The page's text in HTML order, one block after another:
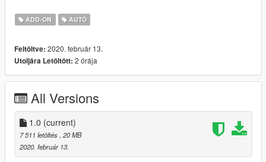
Mods\update\x64\dlcpacks\patchday3ng\dlc.rpf\x64\levels\gta5\
vehicles.rpf\
Model by: Squir
Kia Stinger GT 2018.
Features of Vehicles
add on
replace
Hands on Steering wheel
good model
ADD-ON AUTÓ
Feltöltve: 2020. február 13.
Utoljára Letöltött: 2 órája
All Versions
1.0 (current)
7 511 letöltés , 20 MB
2020. február 13.